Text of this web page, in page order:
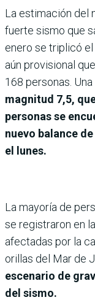
La estimación del
fuerte sismo que
enero se triplicó el
aún provisional
168 personas.
magnitud 7,5,
personas se
nuevo balance
el lunes.
La mayoría de
se registraron en
afectadas por la
orillas del Mar de
escenario de
del sismo.